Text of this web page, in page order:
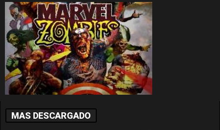
MAS DESCARGADO